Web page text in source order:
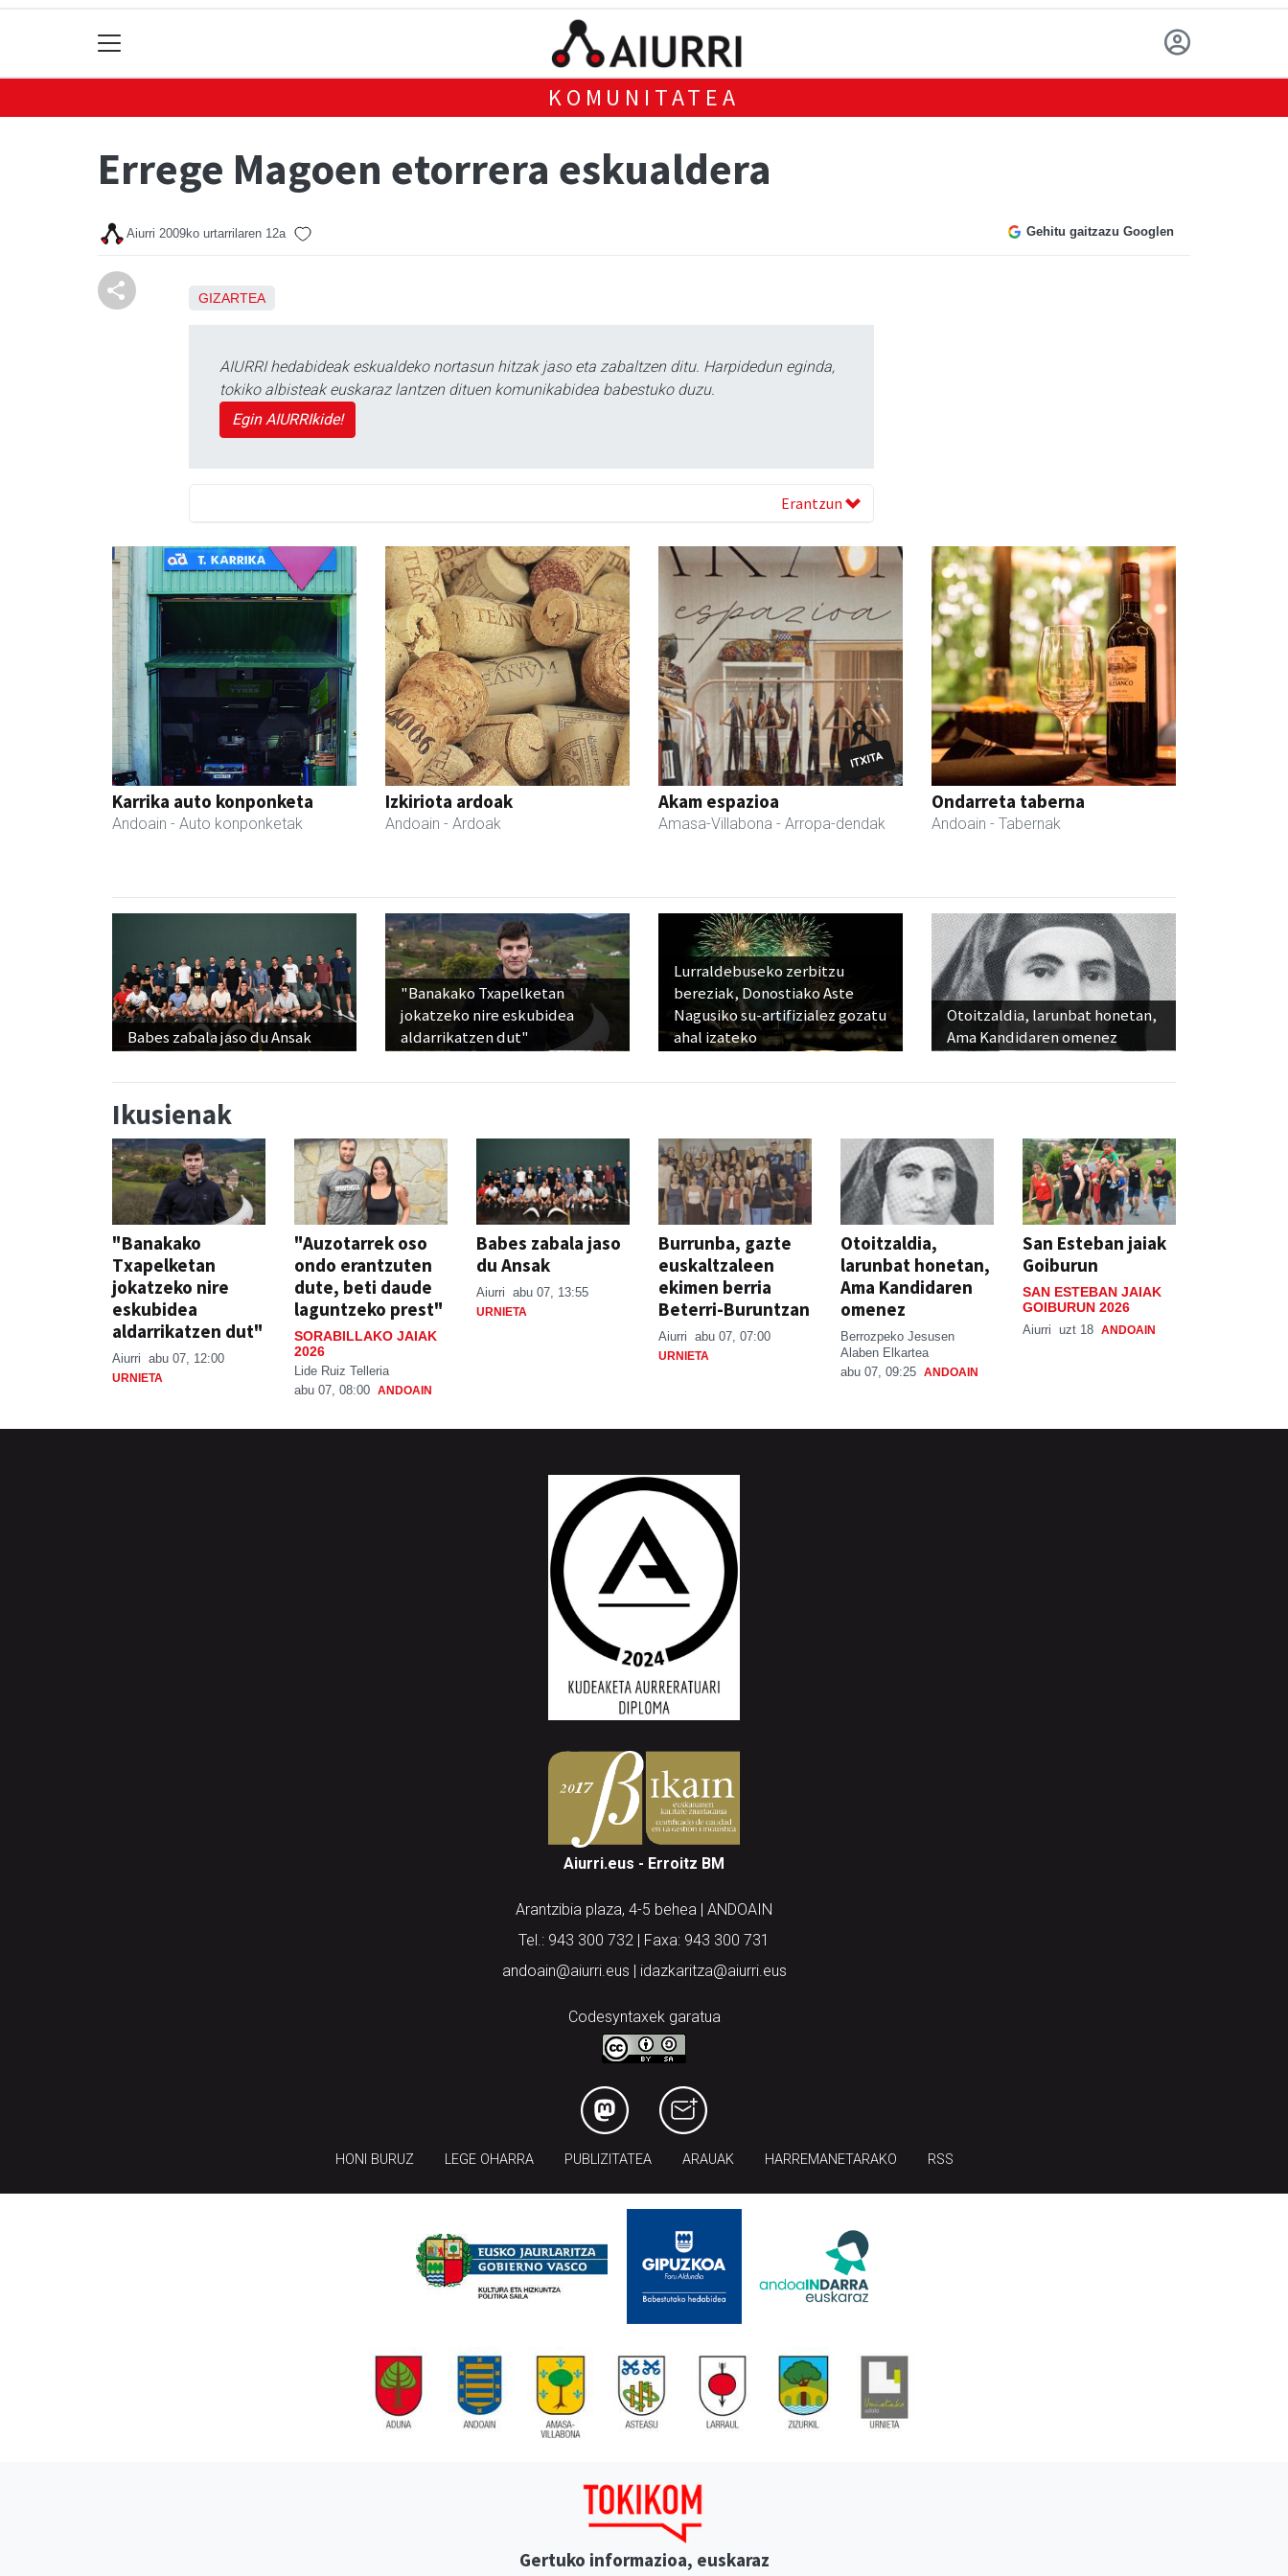
KOMUNITATEA
Errege Magoen etorrera eskualdera
Aiurri 2009ko urtarrilaren 12a Gehitu gaitzazu Googlen
GIZARTEA
AIURRI hedabideak eskualdeko nortasun hitzak jaso eta zabaltzen ditu. Harpidedun eginda,
tokiko albisteak euskaraz lantzen dituen komunikabidea babestuko duzu.
Egin AIURRIkide!
Erantzun
Karrika auto konponketa
Andoain - Auto konponketak
Izkiriota ardoak
Andoain - Ardoak
Akam espazioa
Amasa-Villabona - Arropa-dendak
Ondarreta taberna
Andoain - Tabernak
Babes zabala jaso du Ansak
"Banakako Txapelketan
jokatzeko nire eskubidea
aldarrikatzen dut"
Lurraldebuseko zerbitzu
bereziak, Donostiako Aste
Nagusiko su-artifizialez gozatu
ahal izateko
Otoitzaldia, larunbat honetan,
Ama Kandidaren omenez
Ikusienak
"Banakako
Txapelketan
jokatzeko nire
eskubidea
aldarrikatzen dut"
Aiurri abu 07, 12:00
URNIETA
"Auzotarrek oso
ondo erantzuten
dute, beti daude
laguntzeko prest"
SORABILLAKO JAIAK
2026
Lide Ruiz Telleria
abu 07, 08:00 ANDOAIN
Babes zabala jaso
du Ansak
Aiurri abu 07, 13:55
URNIETA
Burrunba, gazte
euskaltzaleen
ekimen berria
Beterri-Buruntzan
Aiurri abu 07, 07:00
URNIETA
Otoitzaldia,
larunbat honetan,
Ama Kandidaren
omenez
Berrozpeko Jesusen
Alaben Elkartea
abu 07, 09:25 ANDOAIN
San Esteban jaiak
Goiburun
SAN ESTEBAN JAIAK
GOIBURUN 2026
Aiurri uzt 18 ANDOAIN
Aiurri.eus - Erroitz BM
Arantzibia plaza, 4-5 behea | ANDOAIN
Tel.: 943 300 732 | Faxa: 943 300 731
andoain@aiurri.eus | idazkaritza@aiurri.eus
Codesyntaxek garatua
HONI BURUZ LEGE OHARRA PUBLIZITATEA ARAUAK HARREMANETARAKO RSS
Gertuko informazioa, euskaraz